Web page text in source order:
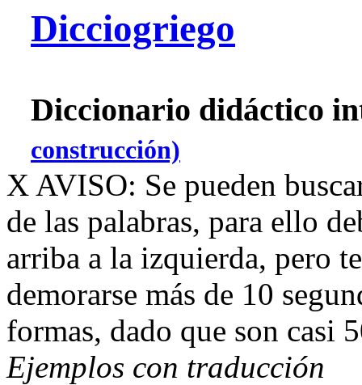
Dicciogriego
Diccionario didáctico
construcción)
X AVISO: Se pueden
de las palabras, para ello
arriba a la izquierda, pero
demorarse más de 10
formas, dado que son casi
Ejemplos con traducción